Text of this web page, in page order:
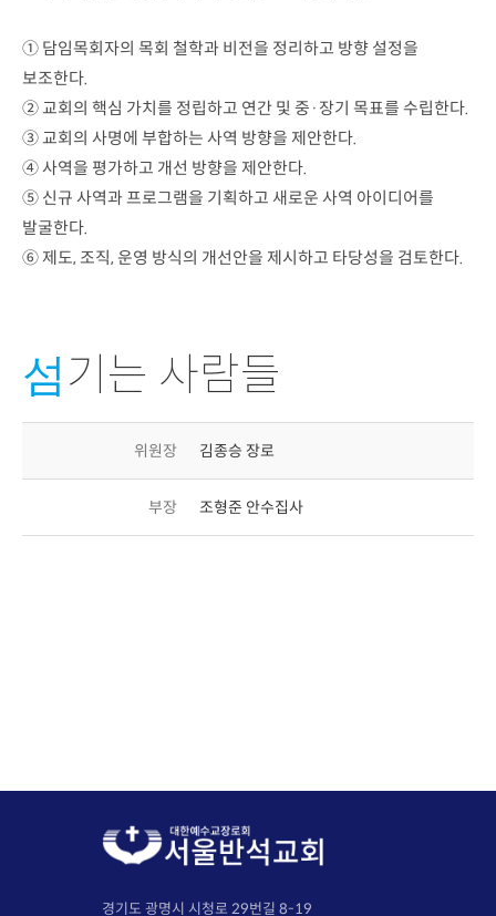
① 담임목회자의 목회 철학과 비전을 정리하고 방향 설정을
보조한다.
② 교회의 핵심 가치를 정립하고 연간 및 중·장기 목표를 수립한다.
③ 교회의 사명에 부합하는 사역 방향을 제안한다.
④ 사역을 평가하고 개선 방향을 제안한다.
⑤ 신규 사역과 프로그램을 기획하고 새로운 사역 아이디어를
발굴한다.
⑥ 제도, 조직, 운영 방식의 개선안을 제시하고 타당성을 검토한다.
섬 기는 사람들
위원장 김종승 장로
부장 조형준 안수집사
경기도 광명시 시청로 29번길 8-19